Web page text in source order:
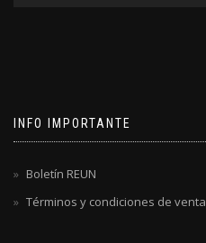
INFO IMPORTANTE
Boletín REUN
Términos y condiciones de venta